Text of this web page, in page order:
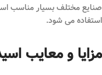
صنایع مختلف بسیار مناسب
استفاده می‌ شود.
مزایا و معایب